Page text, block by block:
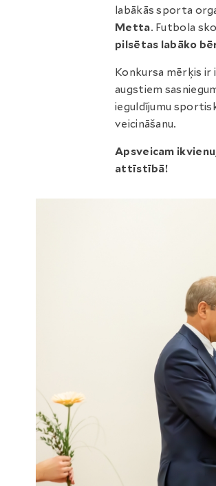
labākās sporta
Metta. Futbola
pilsētas labāko
Konkursa mērķis
augstiem
ieguldījumu
veicināšanu.
Apsveicam
attīstībā!